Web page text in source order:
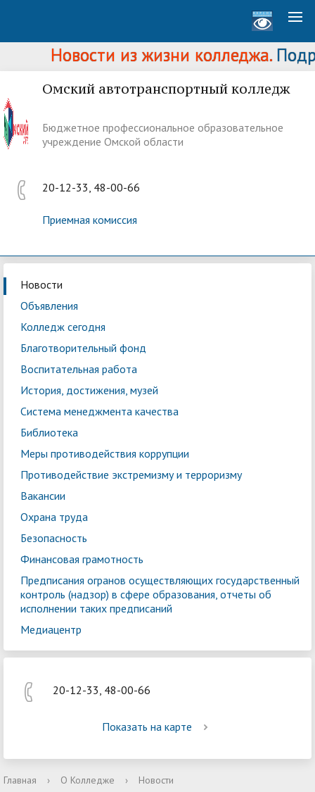
Новости из жизни колледжа.
Омский автотранспортный колледж
Бюджетное профессиональное образовательное
учреждение Омской области
20-12-33, 48-00-66
Приемная комиссия
Новости
Объявления
Колледж сегодня
Благотворительный фонд
Воспитательная работа
История, достижения, музей
Система менеджмента качества
Библиотека
Меры противодействия коррупции
Противодействие экстремизму и терроризму
Вакансии
Охрана труда
Безопасность
Финансовая грамотность
Предписания огранов осуществляющих государственный
контроль (надзор) в сфере образования, отчеты об
исполнении таких предписаний
Медиацентр
20-12-33, 48-00-66
Показать на карте
Главная › О Колледже › Новости